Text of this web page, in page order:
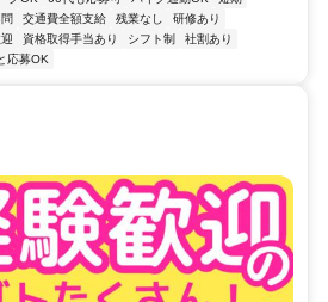
交通費全額支給 残業なし
研修あり
資格取得手当あり シフト制
社割あり
応募OK